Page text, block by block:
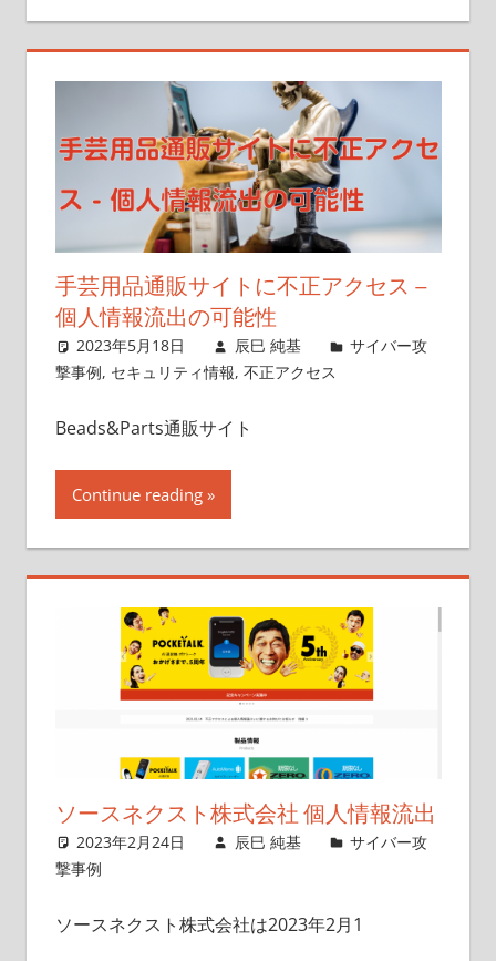
手芸用品通販サイトに不正アクセス –
個人情報流出の可能性
2023年5月18日 辰巳 純基
サイバー攻
撃事例, セキュリティ情報, 不正アクセス
Beads&Parts通販サイト
Continue reading
ソースネクスト株式会社 個人情報流出
2023年2月24日 辰巳 純基
サイバー攻
撃事例
ソースネクスト株式会社は2023年2月1